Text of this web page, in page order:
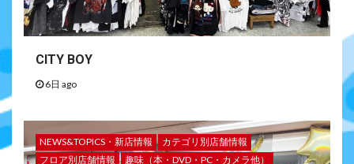
CITY BOY
6日 ago
NEWS&TOPICS・新店情報
カテゴリ別店舗情報
フロア別店舗情報
趣味（本・DVD・PC・カメラ他）